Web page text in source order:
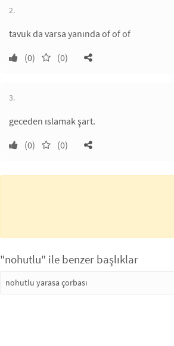
2.
tavuk da varsa yanında of of of
(0)
(0)
3.
geceden ıslamak şart.
(0)
(0)
"nohutlu" ile benzer başlıklar
nohutlu yarasa çorbası